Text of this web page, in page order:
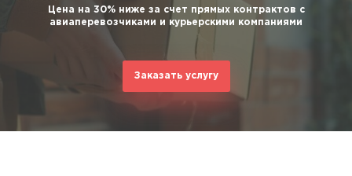
Цена на 30% ниже за счет прямых контрактов с
авиаперевозчиками и курьерскими компаниями
Заказать услугу